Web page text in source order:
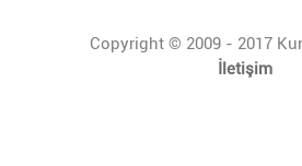
Copyright © 2009 - 2017
İletişim